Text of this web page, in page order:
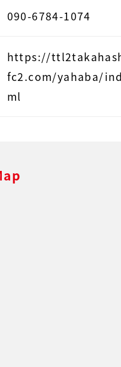
090-6784-1074
https://
fc2.com/yahaba/
ml